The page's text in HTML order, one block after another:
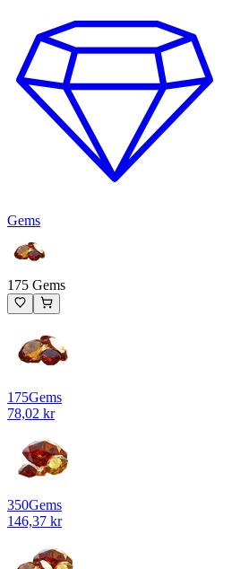
Gems
175 Gems
175Gems
78,02 kr
350Gems
146,37 kr